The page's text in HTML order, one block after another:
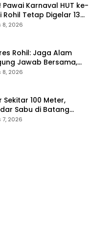
Pawai Karnaval HUT ke-
Rohil Tetap Digelar 13
Disdikbud Bantah
8, 2026
Rohil: Jaga Alam
Jawab Bersama,
Konsep Green Policing
8, 2026
Sekitar 100 Meter,
Sabu di Batang
7, 2026